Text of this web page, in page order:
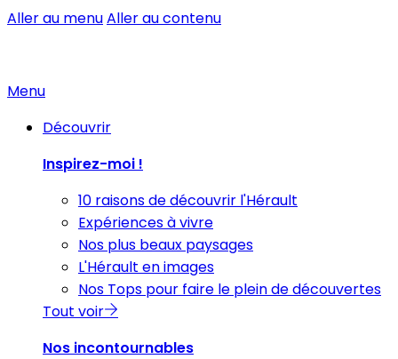
Aller au menuAller au contenu
Menu
Découvrir
Inspirez-moi !
10 raisons de découvrir l'Hérault
Expériences à vivre
Nos plus beaux paysages
L'Hérault en images
Nos Tops pour faire le plein de découvertes
Tout voir
Nos incontournables